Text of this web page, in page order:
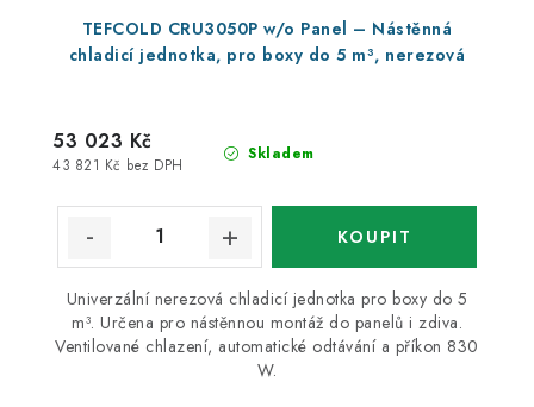
TEFCOLD CRU3050P w/o Panel – Nástěnná
chladicí jednotka, pro boxy do 5 m³, nerezová
Skladem
43 821 Kč bez DPH
53 023 Kč
Univerzální nerezová chladicí jednotka pro boxy do 5
m³. Určena pro nástěnnou montáž do panelů i zdiva.
Ventilované chlazení, automatické odtávání a příkon 830
W.